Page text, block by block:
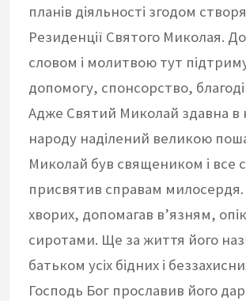
планів діяльності згодом
Резиденції Святого Миколая.
словом і молитвою тут
допомогу, спонсорство,
Адже Святий Миколай здавна в
народу наділений великою
Миколай був священиком і все
присвятив справам милосердя.
хворих, допомагав в’язням,
сиротами. Ще за життя його
батьком усіх бідних і
Господь Бог прославив його